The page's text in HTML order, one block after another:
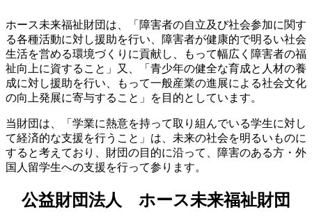
ホース未来福祉財団は、「障害者の自立及び社会参加に関す
る各種活動に対し援助を行い、障害者が健康的で明るい社会
生活を営める環境づくりに貢献し、もって幅広く障害者の福
祉向上に資すること」又、「青少年の健全な育成と人材の養
成に対し援助を行い、もって一般産業の進展による社会文化
の向上発展に寄与すること」を目的としています。
当財団は、「学業に熱意を持って取り組んでいる学生に対し
て経済的な支援を行うこと」は、未来の社会を明るいものに
すると考えており、財団の目的に沿って、障害のある方・外
国人留学生への支援を行って参ります。
公益財団法人 ホース未来福祉財団